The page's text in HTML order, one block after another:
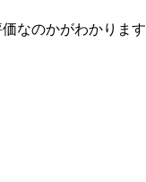
なのかがわかります